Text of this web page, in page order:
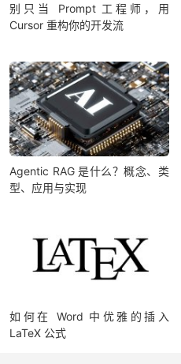
别只当 Prompt 工程师，用
Cursor 重构你的开发流
Agentic RAG 是什么？概念、类
型、应用与实现
如何在 Word 中优雅的插入
LaTeX 公式